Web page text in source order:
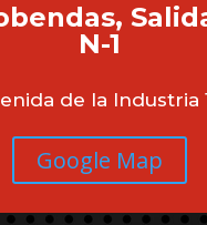
N-1
de la Industria
Google Map